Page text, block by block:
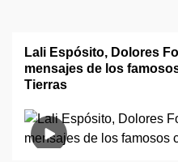
Lali Espósito, Dolores
mensajes de los
Tierras